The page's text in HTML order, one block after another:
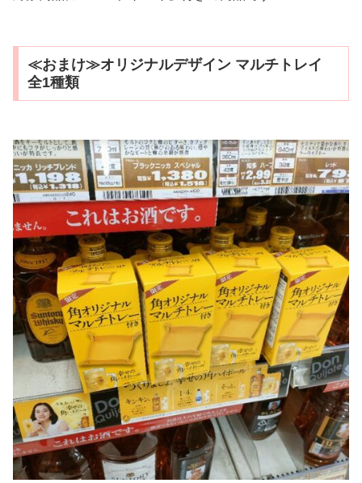
≪おまけ≫オリジナルデザイン マルチトレイ
全1種類